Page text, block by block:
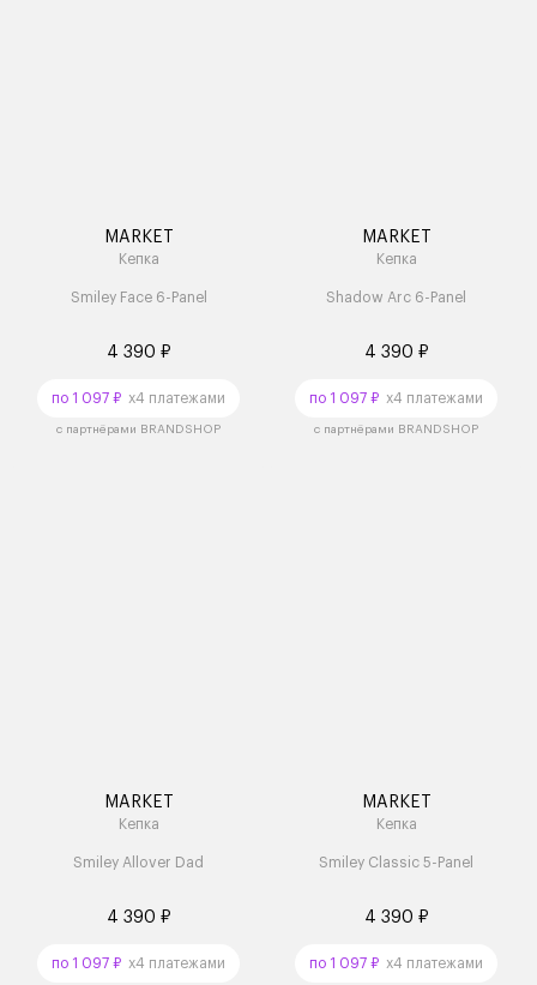
MARKET
Кепка
Smiley Face 6-Panel
4 390 ₽
по 1 097 ₽ x4 платежами
с партнёрами BRANDSHOP
MARKET
Кепка
Shadow Arc 6-Panel
4 390 ₽
по 1 097 ₽ x4 платежами
с партнёрами BRANDSHOP
MARKET
Кепка
Smiley Allover Dad
4 390 ₽
по 1 097 ₽ x4 платежами
MARKET
Кепка
Smiley Classic 5-Panel
4 390 ₽
по 1 097 ₽ x4 платежами